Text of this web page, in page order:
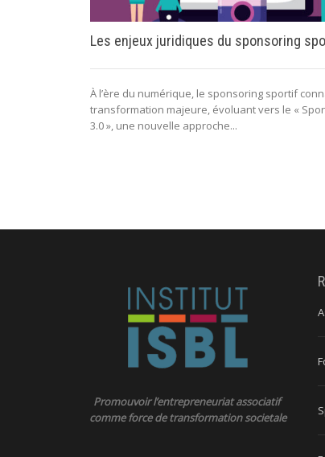
Les enjeux juridiques du sponsoring
À l’ère du numérique, le sponsoring sportif
transformation majeure, évoluant vers le «
3.0 », une nouvelle approche...
Promouvoir l’entrepreneuriat associatif
comme force de transformation societale